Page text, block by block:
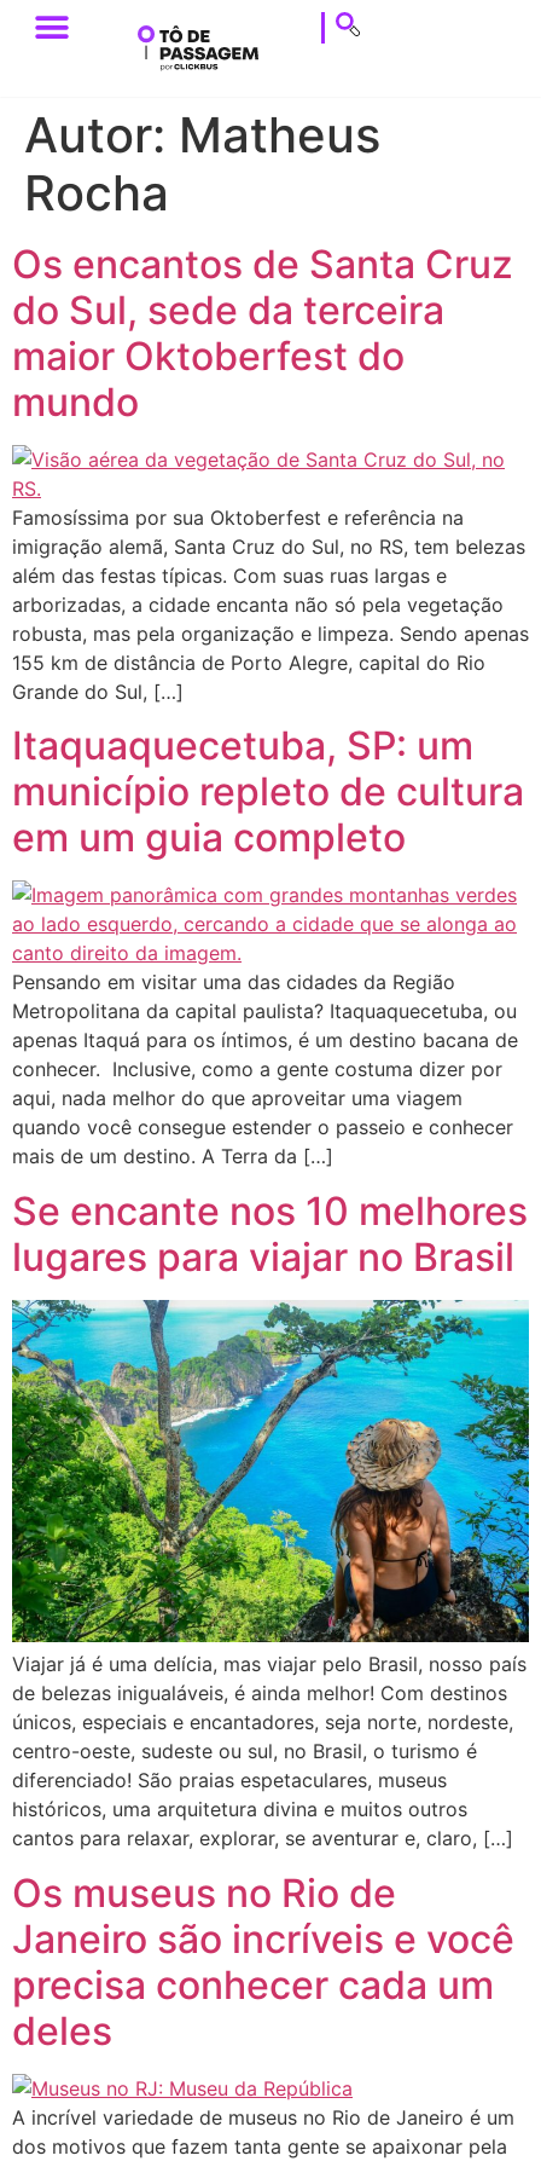
Autor: Matheus
Rocha
Os encantos de Santa Cruz
do Sul, sede da terceira
maior Oktoberfest do
mundo
Famosíssima por sua Oktoberfest e referência na
imigração alemã, Santa Cruz do Sul, no RS, tem belezas
além das festas típicas. Com suas ruas largas e
arborizadas, a cidade encanta não só pela vegetação
robusta, mas pela organização e limpeza. Sendo apenas
155 km de distância de Porto Alegre, capital do Rio
Grande do Sul, […]
Itaquaquecetuba, SP: um
município repleto de cultura
em um guia completo
Pensando em visitar uma das cidades da Região
Metropolitana da capital paulista? Itaquaquecetuba, ou
apenas Itaquá para os íntimos, é um destino bacana de
conhecer. Inclusive, como a gente costuma dizer por
aqui, nada melhor do que aproveitar uma viagem
quando você consegue estender o passeio e conhecer
mais de um destino. A Terra da […]
Se encante nos 10 melhores
lugares para viajar no Brasil
Viajar já é uma delícia, mas viajar pelo Brasil, nosso país
de belezas inigualáveis, é ainda melhor! Com destinos
únicos, especiais e encantadores, seja norte, nordeste,
centro-oeste, sudeste ou sul, no Brasil, o turismo é
diferenciado! São praias espetaculares, museus
históricos, uma arquitetura divina e muitos outros
cantos para relaxar, explorar, se aventurar e, claro, […]
Os museus no Rio de
Janeiro são incríveis e você
precisa conhecer cada um
deles
A incrível variedade de museus no Rio de Janeiro é um
dos motivos que fazem tanta gente se apaixonar pela